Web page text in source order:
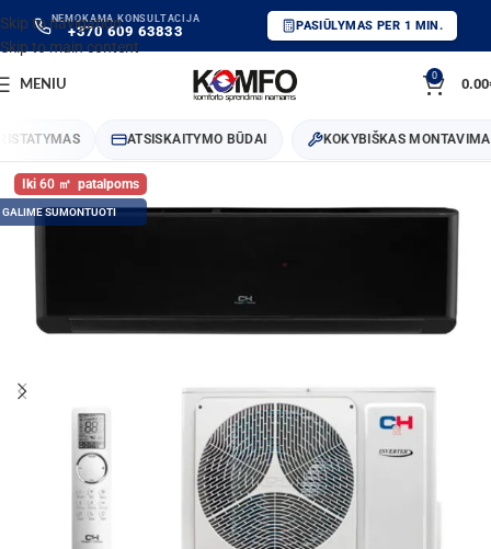
Skip to navigation
Skip to main content
NEMOKAMA KONSULTACIJA
+370 609 63833 PASIŪLYMAS PER 1 MIN.
MENIU
0 0.00
ATSISKAITYMO BŪDAI KOKYBIŠKAS MONTAVIMAS
60
GALIME SUMONTUOTI